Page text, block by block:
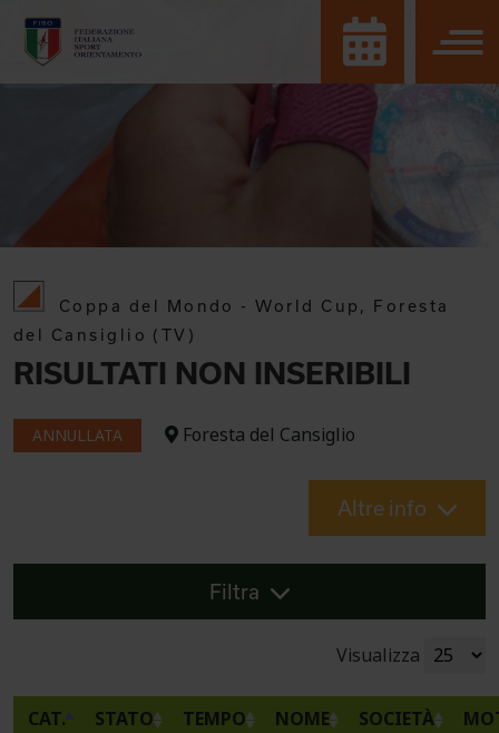
Coppa del Mondo - World Cup, Foresta
del Cansiglio (TV)
RISULTATI NON INSERIBILI
ANNULLATA Foresta del Cansiglio
Altre info
Filtra
Visualizza
CAT. STATO TEMPO NOME SOCIETÀ